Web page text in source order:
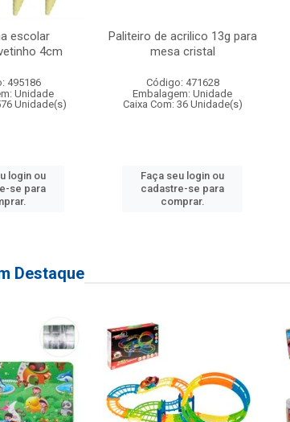
escolar
4cm
495186
Unidade
Unidade(s)
login ou
se para
Paliteiro de acrilico 13g para
mesa cristal
Código: 471628
Embalagem: Unidade
Caixa Com: 36 Unidade(s)
Faça seu login ou
cadastre-se para
comprar.
Destaque